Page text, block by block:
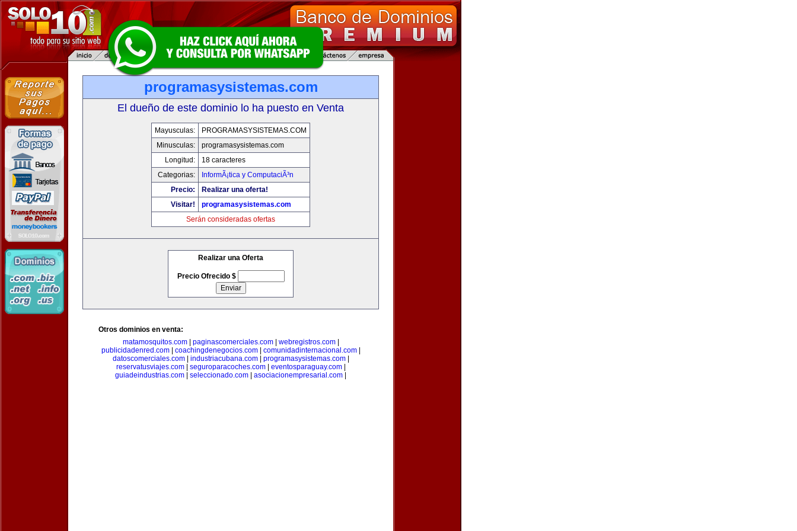
programasysistemas.com
El dueño de este dominio lo ha puesto en Venta
Mayusculas:
PROGRAMASYSISTEMAS.COM
Minusculas:
programasysistemas.com
Longitud:
18 caracteres
Categorias:
InformÃ¡tica y ComputaciÃ³n
Precio:
Realizar una oferta!
Visitar!
programasysistemas.com
Serán consideradas ofertas
Realizar una Oferta
Precio Ofrecido $
Otros dominios en venta:
matamosquitos.com| paginascomerciales.com| webregistros.com|
publicidadenred.com| coachingdenegocios.com| comunidadinternacional.com|
datoscomerciales.com| industriacubana.com| programasysistemas.com|
reservatusviajes.com| seguroparacoches.com| eventosparaguay.com|
guiadeindustrias.com
seleccionado.com asociacionempresarial.com